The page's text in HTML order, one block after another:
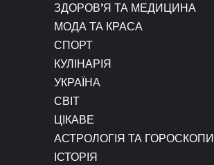
ЗДОРОВ’Я ТА МЕДИЦИНА
МОДА ТА КРАСА
СПОРТ
КУЛІНАРІЯ
УКРАЇНА
СВІТ
ЦІКАВЕ
АСТРОЛОГІЯ ТА ГОРОСКОПИ
ІСТОРІЯ